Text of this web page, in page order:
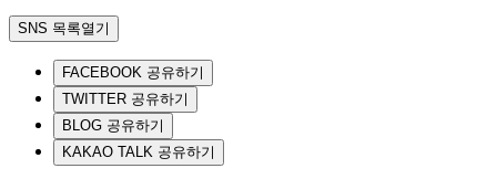
SNS 목록열기
FACEBOOK 공유하기
TWITTER 공유하기
BLOG 공유하기
KAKAO TALK 공유하기